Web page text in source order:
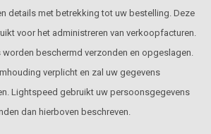
details met betrekking tot uw bestelling. Deze
voor het administreren van verkoopfacturen.
beschermd verzonden en opgeslagen.
verplicht en zal uw gegevens
Lightspeed gebruikt uw persoonsgegevens
dan hierboven beschreven.